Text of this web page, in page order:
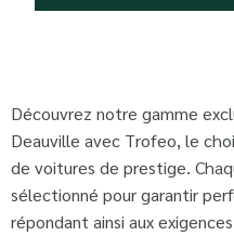
Découvrez notre gamme
Deauville avec Trofeo, le
de voitures de prestige.
sélectionné pour garantir
répondant ainsi aux